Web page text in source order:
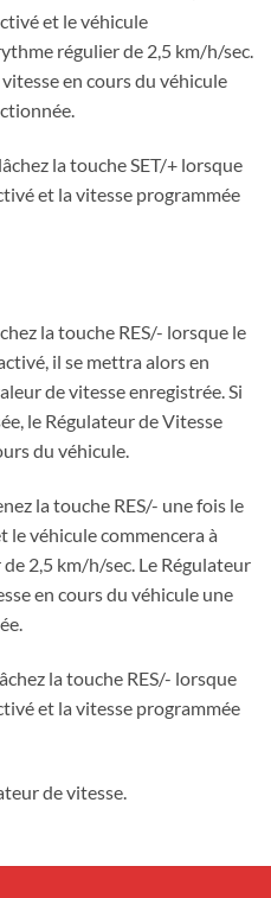
et le véhicule
régulier de 2,5 km/h/sec.
en cours du véhicule
la touche SET/+ lorsque
et la vitesse programmée
la touche RES/- lorsque le
il se mettra alors en
de vitesse enregistrée. Si
le Régulateur de Vitesse
du véhicule.
la touche RES/- une fois le
le véhicule commencera à
2,5 km/h/sec. Le Régulateur
en cours du véhicule une
la touche RES/- lorsque
et la vitesse programmée
de vitesse.